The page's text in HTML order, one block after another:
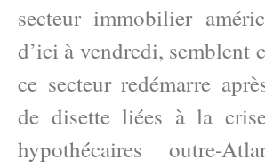
secteur immobilier
d’ici à vendredi, semblent
ce secteur redémarre
de disette liées à la
hypothécaires outre-